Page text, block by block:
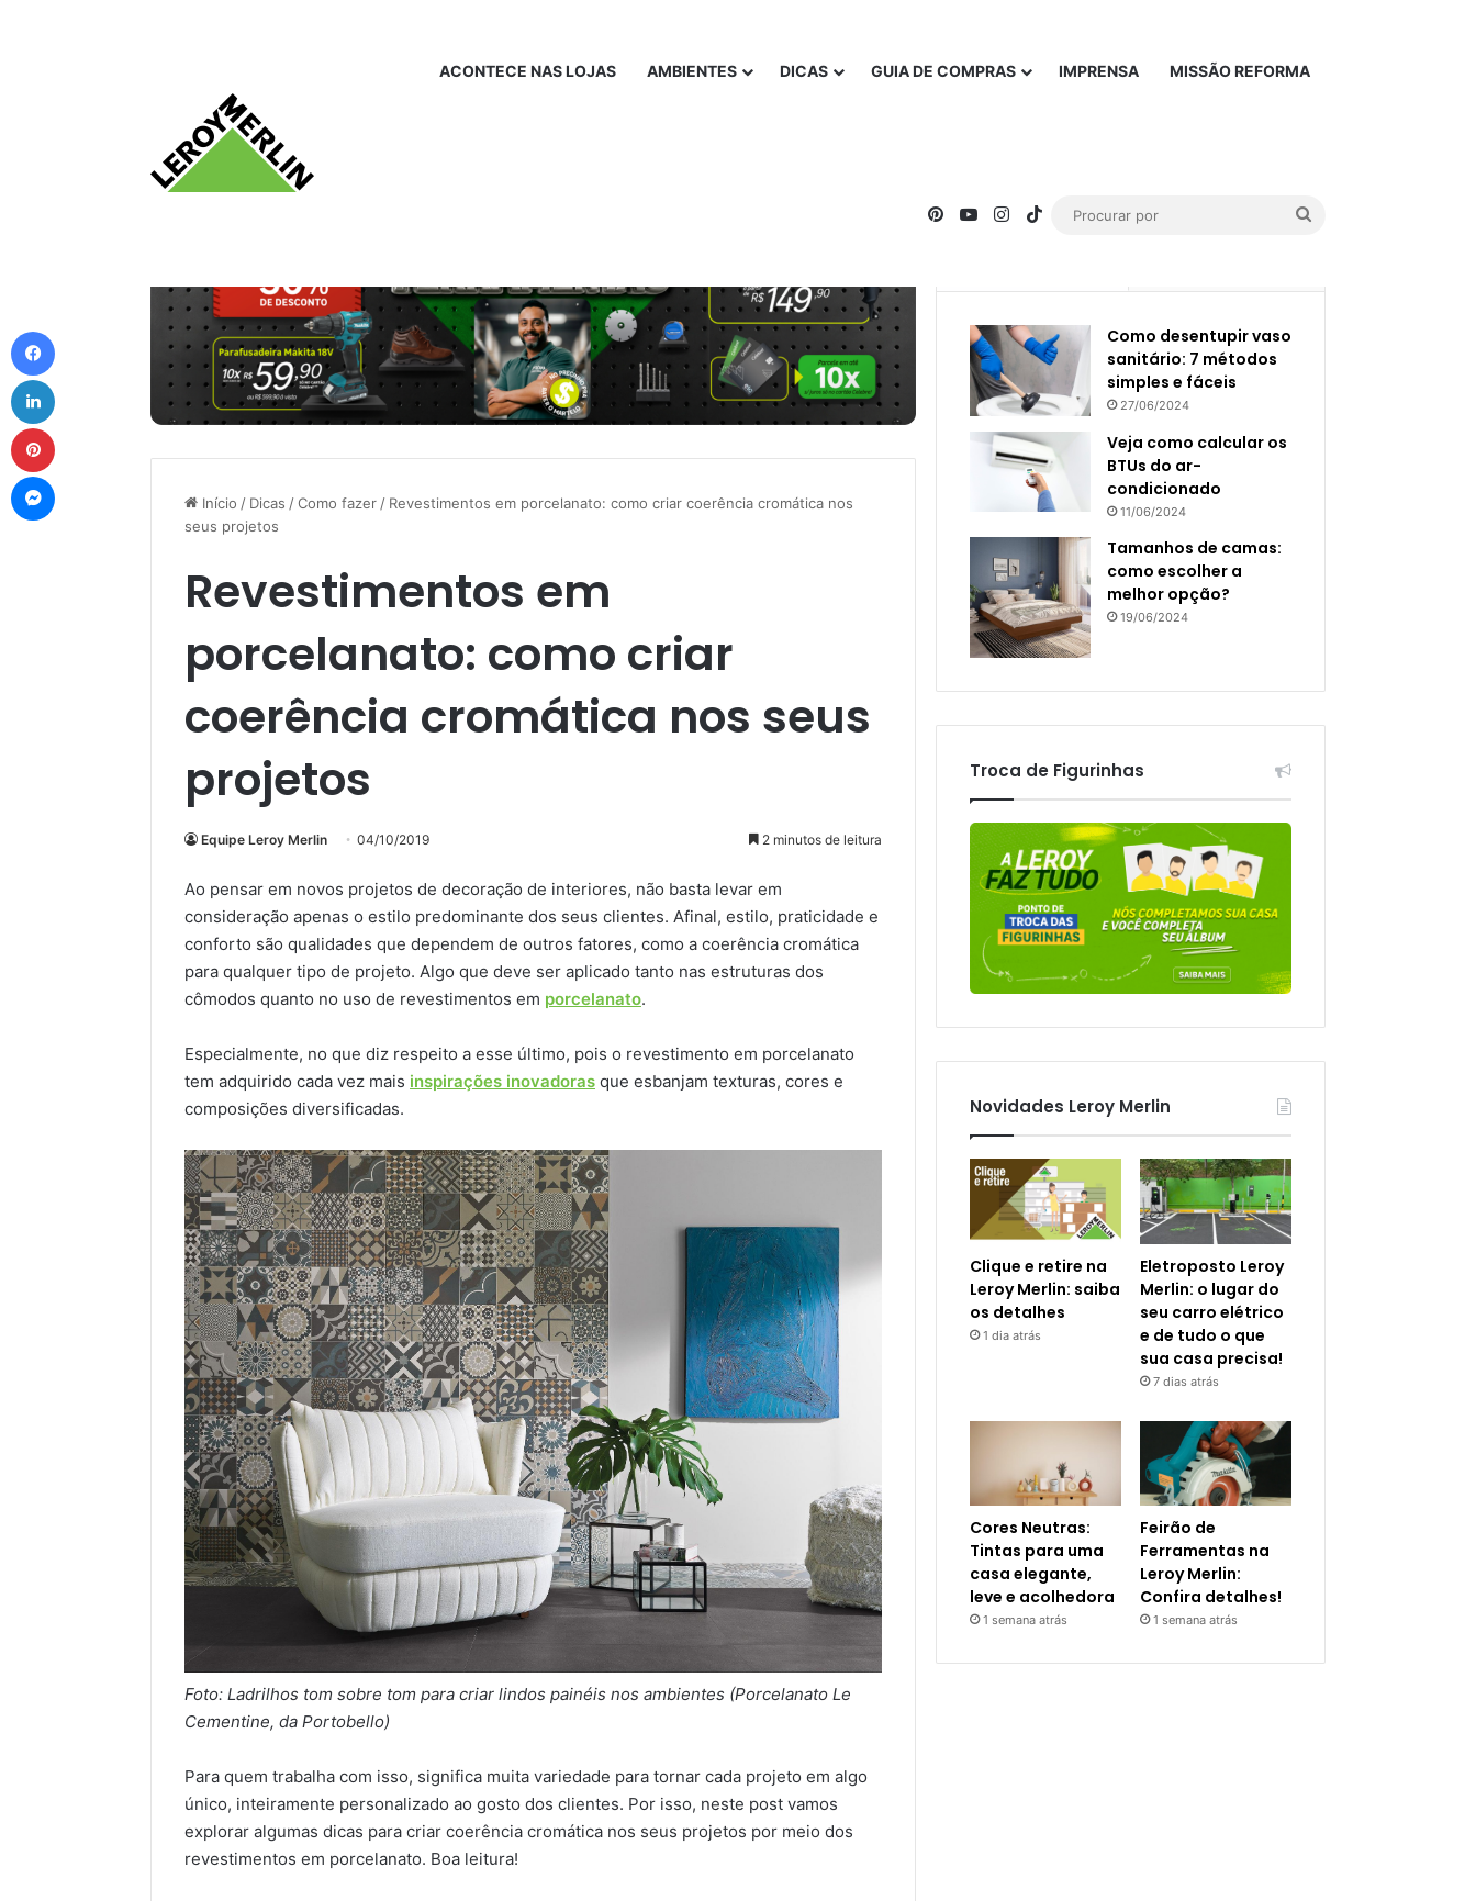
ACONTECE NAS LOJAS AMBIENTES DICAS GUIA DE COMPRAS IMPRENSA MISSÃO REFORMA
PinterestYouTubeInstagram
TikTok
Início / Dicas /Como fazer / Revestimentos em porcelanato: como criar coerência cromática nos
seus projetos
Revestimentos em
porcelanato: como criar
coerência cromática nos seus
projetos
Equipe Leroy Merlin 04/10/2019 2 minutos de leitura
Ao pensar em novos projetos de decoração de interiores, não basta levar em
consideração apenas o estilo predominante dos seus clientes. Afinal, estilo, praticidade e
conforto são qualidades que dependem de outros fatores, como a coerência cromática
para qualquer tipo de projeto. Algo que deve ser aplicado tanto nas estruturas dos
cômodos quanto no uso de revestimentos em porcelanato.
Especialmente, no que diz respeito a esse último, pois o revestimento em porcelanato
tem adquirido cada vez mais inspirações inovadoras que esbanjam texturas, cores e
composições diversificadas.
Foto: Ladrilhos tom sobre tom para criar lindos painéis nos ambientes (Porcelanato Le
Cementine, da Portobello)
Para quem trabalha com isso, significa muita variedade para tornar cada projeto em algo
único, inteiramente personalizado ao gosto dos clientes. Por isso, neste post vamos
explorar algumas dicas para criar coerência cromática nos seus projetos por meio dos
revestimentos em porcelanato. Boa leitura!
Como desentupir vaso
sanitário: 7 métodos
simples e fáceis
27/06/2024
Veja como calcular os
BTUs do ar-
condicionado
11/06/2024
Tamanhos de camas:
como escolher a
melhor opção?
19/06/2024
Troca de Figurinhas
Novidades Leroy Merlin
Clique e retire na
Leroy Merlin: saiba
os detalhes
1 dia atrás
Eletroposto Leroy
Merlin: o lugar do
seu carro elétrico
e de tudo o que
sua casa precisa!
7 dias atrás
Cores Neutras:
Tintas para uma
casa elegante,
leve e acolhedora
1 semana atrás
Feirão de
Ferramentas na
Leroy Merlin:
Confira detalhes!
1 semana atrás